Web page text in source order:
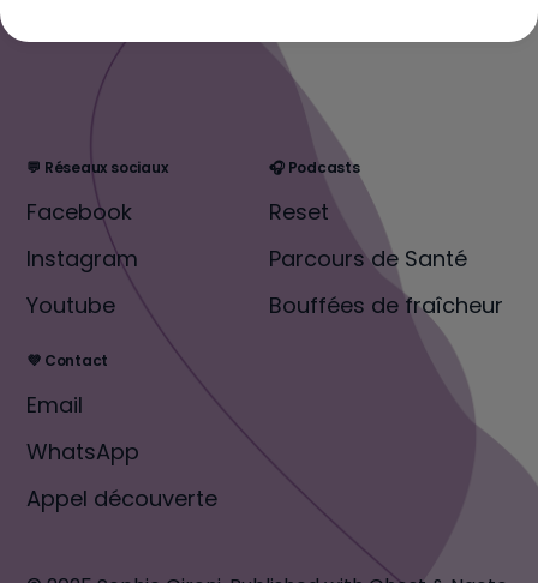
💬 Réseaux sociaux
Facebook
Instagram
Youtube
🎧 Podcasts
Reset
Parcours de Santé
Bouffées de fraîcheur
💜 Contact
Email
WhatsApp
Appel découverte